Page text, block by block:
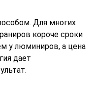
Для многих
короче сроки
у люминиров, а цена
дает